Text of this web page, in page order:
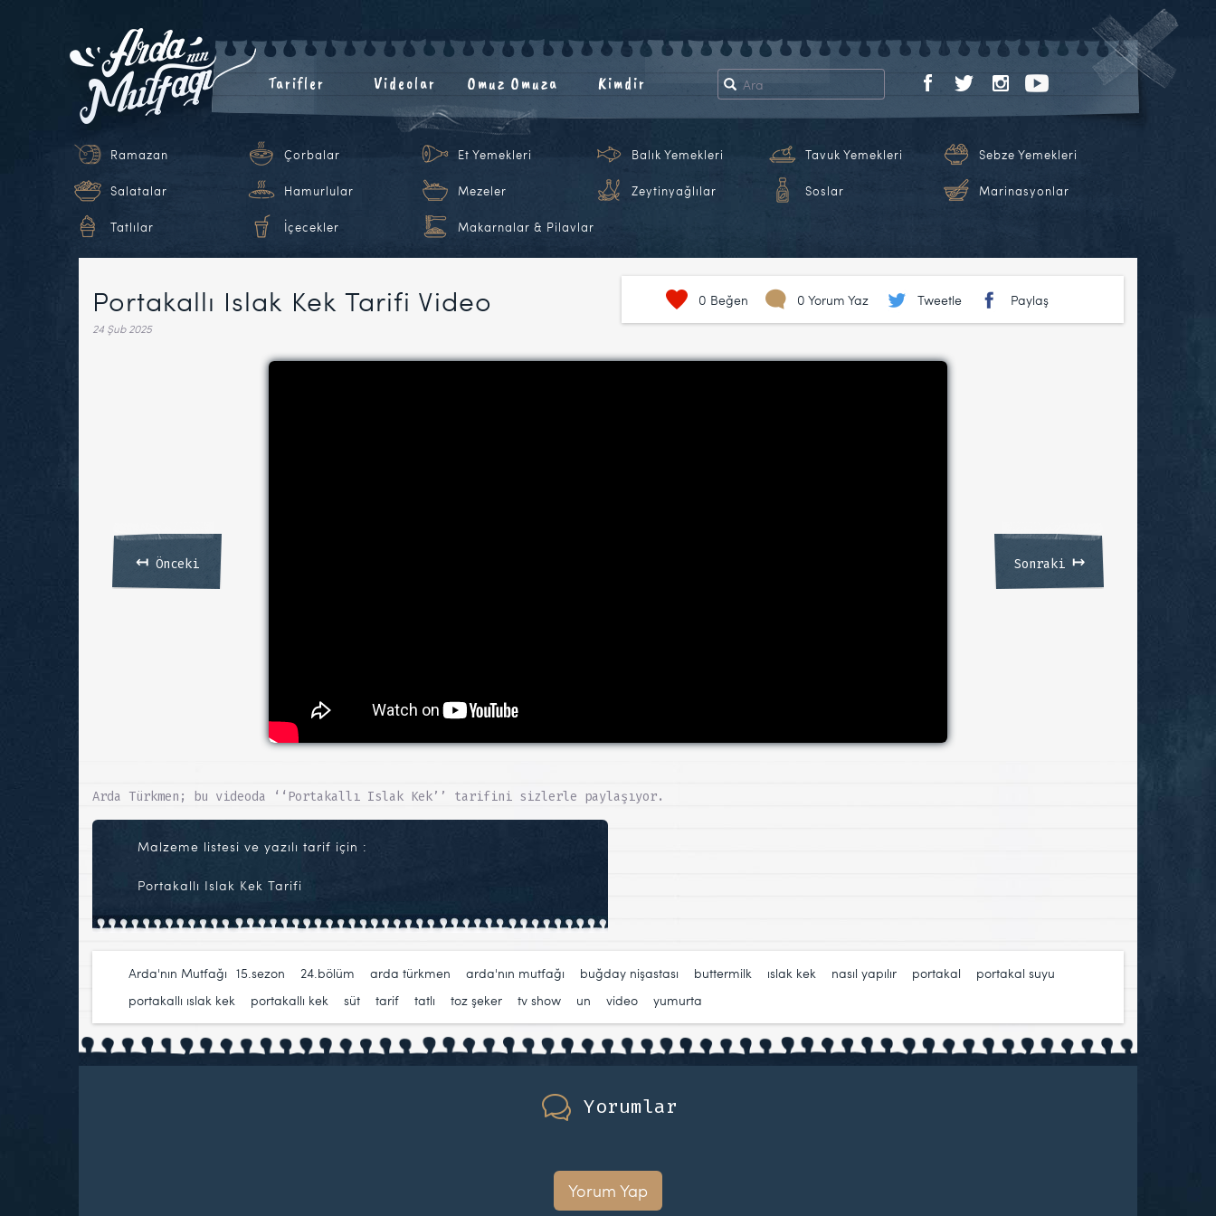
Tarifler Videolar Omuz Omuza Kimdir
Ramazan Çorbalar Et Yemekleri Balık Yemekleri Tavuk Yemekleri Sebze Yemekleri
Salatalar Hamurlular Mezeler Zeytinyağlılar Soslar Marinasyonlar
Tatlılar İçecekler Makarnalar & Pilavlar
Portakallı Islak Kek Tarifi Video
24 Şub 2025
0 Beğen 0 Yorum Yaz Tweetle Paylaş
↤Önceki Sonraki ↦
Arda Türkmen; bu videoda ‘‘Portakallı Islak Kek’’ tarifini sizlerle paylaşıyor.
Malzeme listesi ve yazılı tarif için :
Portakallı Islak Kek Tarifi
Arda'nın Mutfağı 15.sezon 24.bölüm arda türkmen arda'nın mutfağı buğday nişastası buttermilk ıslak kek nasıl yapılır portakal portakal suyu
portakallı ıslak kek
portakallı kek süt tarif tatlı toz şeker tv show un video yumurta
Yorumlar
Yorum Yap